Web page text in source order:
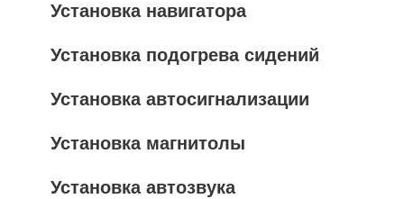
Установка навигатора
Установка подогрева сидений
Установка автосигнализации
Установка магнитолы
Установка автозвука